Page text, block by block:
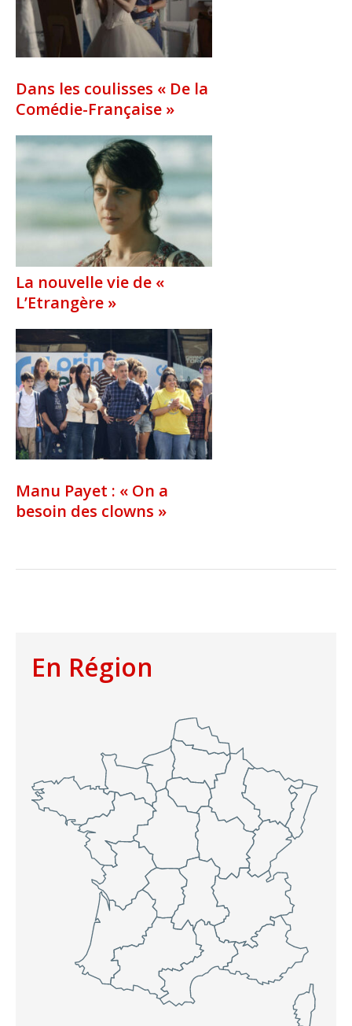
Dans les coulisses « De la
Comédie-Française »
La nouvelle vie de «
L’Etrangère »
Manu Payet : « On a
besoin des clowns »
En Région